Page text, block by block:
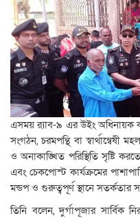
এসময় র‍্যাব-৯ এর উইং অধিনায়ক
সংগঠন, চরমপন্থি বা স্বার্থান্বেষী
ও অনাকাঙ্খিত পরিস্থিতি সৃষ্টি
এবং চেকপোস্ট কার্যক্রমের
মন্ডপ ও গুরুত্বপূর্ণ স্থানে সতর্কতার
তিনি বলেন, দুর্গাপূজার সার্বিক